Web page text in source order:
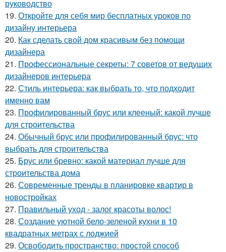
руководство
19. Откройте для себя мир бесплатных уроков по
дизайну интерьера
20. Как сделать свой дом красивым без помощи
дизайнера
21. Профессиональные секреты: 7 советов от ведущих
дизайнеров интерьера
22. Стиль интерьера: как выбрать то, что подходит
именно вам
23. Профилированный брус или клееный: какой лучше
для строительства
24. Обычный брус или профилированный брус: что
выбрать для строительства
25. Брус или бревно: какой материал лучше для
строительства дома
26. Современные тренды в планировке квартир в
новостройках
27. Правильный уход - залог красоты волос!
28. Создание уютной бело-зеленой кухни в 10
квадратных метрах с лоджией
29. Освободить пространство: простой способ